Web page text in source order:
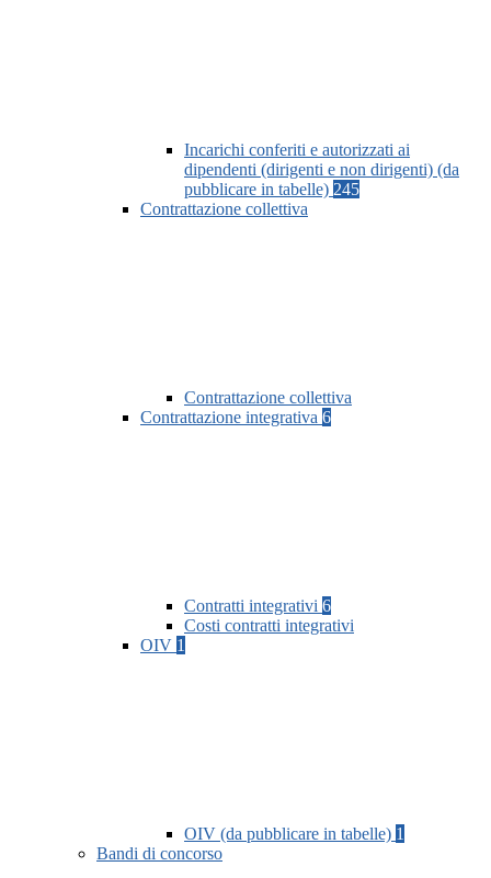
Incarichi conferiti e autorizzati ai
dipendenti (dirigenti e non dirigenti) (da
pubblicare in tabelle) 245
Contrattazione collettiva
Contrattazione collettiva
Contrattazione integrativa 6
Contratti integrativi 6
Costi contratti integrativi
OIV 1
OIV (da pubblicare in tabelle) 1
Bandi di concorso